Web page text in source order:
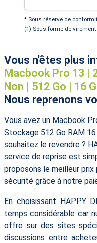
* Sous réserve de
(1) Sous forme de
Vous n'êtes plus
Macbook Pro 13 |
Non | 512 Go | 16
Nous reprenons
Vous avez un Macbook
Stockage 512 Go RAM
souhaitez le revendre ?
service de reprise est
proposons le meilleur
sécurité grâce à notre
En choisissant HAPPY
temps considérable car
offre sur des sites
discussions entre